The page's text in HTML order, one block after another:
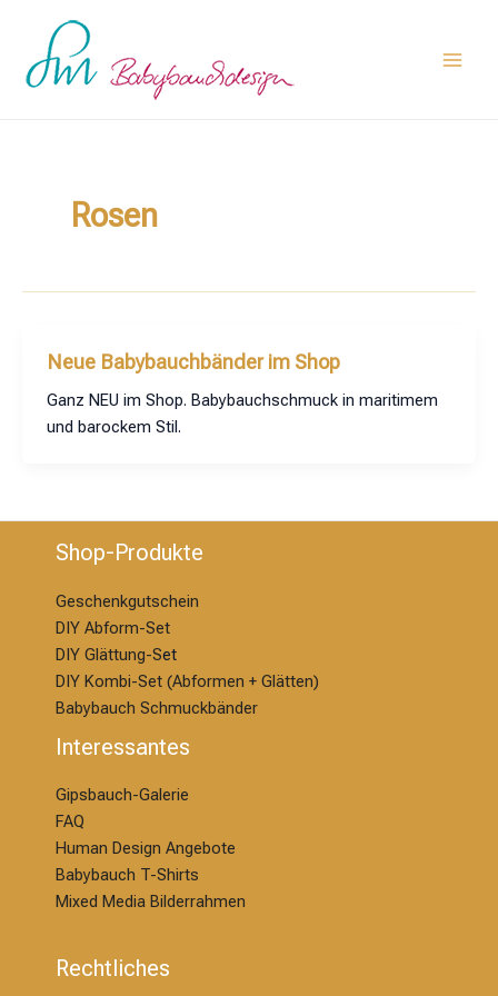
springen
Rosen
Neue Babybauchbänder im Shop
Ganz NEU im Shop. Babybauchschmuck in maritimem
und barockem Stil.
Shop-Produkte
Geschenkgutschein
DIY Abform-Set
DIY Glättung-Set
DIY Kombi-Set (Abformen + Glätten)
Babybauch Schmuckbänder
Interessantes
Gipsbauch-Galerie
FAQ
Human Design Angebote
Babybauch T-Shirts
Mixed Media Bilderrahmen
Rechtliches